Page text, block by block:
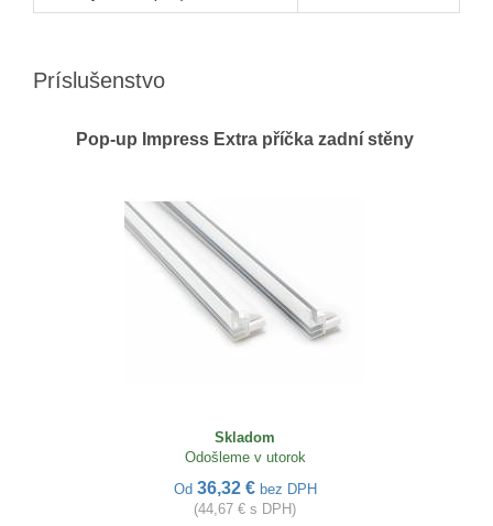
Príslušenstvo
Pop-up Impress Extra příčka zadní stěny
Skladom
Odošleme v utorok
Od 36,32 € bez DPH
(44,67 € s DPH)